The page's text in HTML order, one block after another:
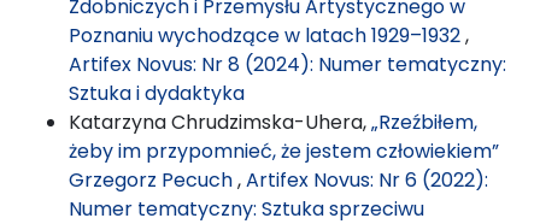
Zdobniczych i Przemysłu Artystycznego w
Poznaniu wychodzące w latach 1929–1932,
Artifex Novus: Nr 8 (2024): Numer tematyczny:
Sztuka i dydaktyka
Katarzyna Chrudzimska-Uhera,„Rzeźbiłem,
żeby im przypomnieć, że jestem człowiekiem”
Grzegorz Pecuch,Artifex Novus: Nr 6 (2022):
Numer tematyczny: Sztuka sprzeciwu